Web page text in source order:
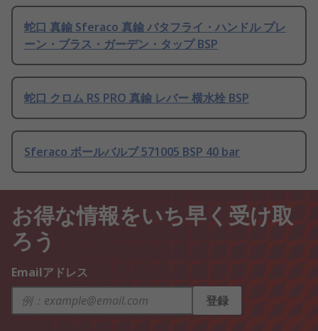
蛇口 真鍮 Sferaco 真鍮 バタフライ・ハンドル プレ
ーン・ブラス・ガーデン・タップ BSP
蛇口 クロム RS PRO 真鍮 レバー 横水栓 BSP
Sferaco ボールバルブ 571005 BSP 40 bar
お得な情報をいち早く受け取
ろう
Emailアドレス
登録